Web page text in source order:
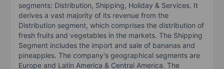
segments: Distribution, Shipping, Holiday & Services. It
derives a vast majority of its revenue from the
Distribution segment, which comprises the distribution of
fresh fruits and vegetables in the markets. The Shipping
Segment includes the import and sale of bananas and
pineapples. The company's geographical segments are
Europe and Latin America & Central America. The